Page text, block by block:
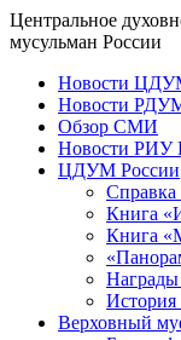
Центральное
мусульман России
Новости
Новости
Обзор СМИ
Новости
ЦДУМ России
Книга
Книга
Верховный